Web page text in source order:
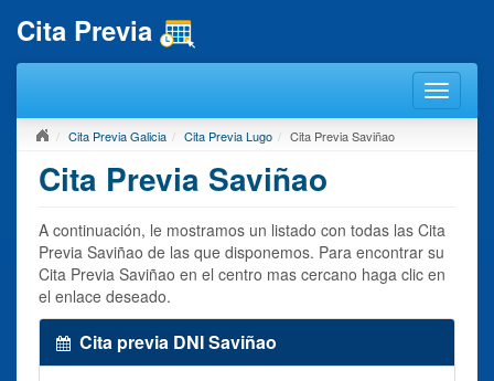
Cita Previa
Cita Previa Galicia Cita Previa Lugo Cita Previa Saviñao
Cita Previa Saviñao
A continuación, le mostramos un listado con todas las Cita
Previa Saviñao de las que disponemos. Para encontrar su
Cita Previa Saviñao en el centro mas cercano haga clic en
el enlace deseado.
Cita previa DNI Saviñao